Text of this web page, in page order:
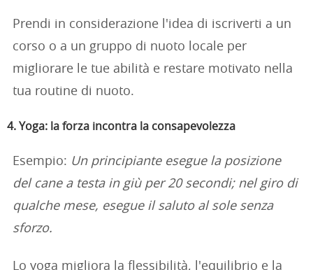
Prendi in considerazione l'idea di iscriverti a un
corso o a un gruppo di nuoto locale per
migliorare le tue abilità e restare motivato nella
tua routine di nuoto.
4. Yoga: la forza incontra la consapevolezza
Esempio: Un principiante esegue la posizione
del cane a testa in giù per 20 secondi; nel giro di
qualche mese, esegue il saluto al sole senza
sforzo.
Lo yoga migliora la flessibilità, l'equilibrio e la